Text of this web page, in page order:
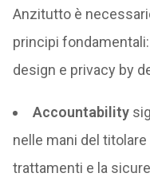
Anzitutto è
principi
design e privacy by
Accountability
nelle mani del
trattamenti e la